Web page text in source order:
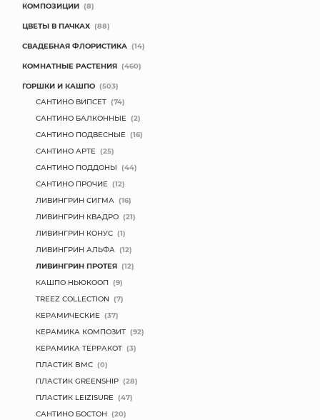
КОМПОЗИЦИИ (8)
ЦВЕТЫ В ПАЧКАХ (88)
СВАДЕБНАЯ ФЛОРИСТИКА (14)
КОМНАТНЫЕ РАСТЕНИЯ (460)
ГОРШКИ И КАШПО (503)
САНТИНО ВИПСЕТ (74)
САНТИНО БАЛКОННЫЕ (2)
САНТИНО ПОДВЕСНЫЕ (16)
САНТИНО АРТЕ (25)
САНТИНО ПОДДОНЫ (44)
САНТИНО ПРОЧИЕ (12)
ЛИВИНГРИН СИГМА (16)
ЛИВИНГРИН КВАДРО (21)
ЛИВИНГРИН КОНУС (1)
ЛИВИНГРИН АЛЬФА (12)
ЛИВИНГРИН ПРОТЕЯ (12)
КАШПО НЬЮКООП (9)
TREEZ COLLECTION (7)
КЕРАМИЧЕСКИЕ (37)
КЕРАМИКА КОМПОЗИТ (92)
КЕРАМИКА ТЕРРАКОТ (3)
ПЛАСТИК BMC (0)
ПЛАСТИК GREENSHIP (28)
ПЛАСТИК LEIZISURE (47)
САНТИНО БОСТОН (20)